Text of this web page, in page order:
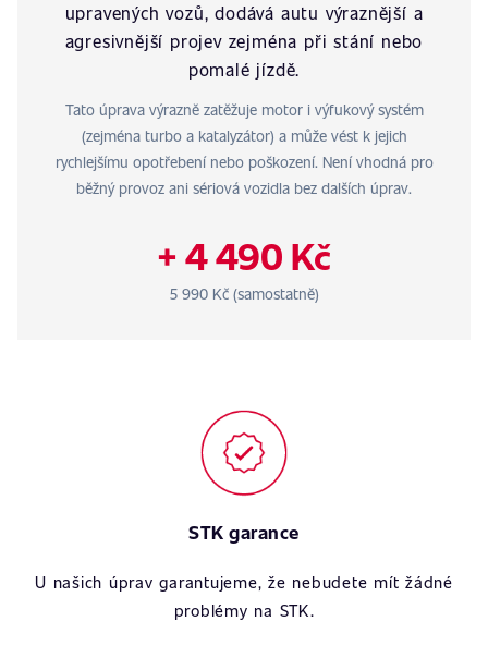
upravených vozů, dodává autu výraznější a
agresivnější projev zejména při stání nebo
pomalé jízdě.
Tato úprava výrazně zatěžuje motor i výfukový systém
(zejména turbo a katalyzátor) a může vést k jejich
rychlejšímu opotřebení nebo poškození. Není vhodná pro
běžný provoz ani sériová vozidla bez dalších úprav.
+ 4 490 Kč
5 990 Kč (samostatně)
STK garance
U našich úprav garantujeme, že nebudete mít žádné
problémy na STK.